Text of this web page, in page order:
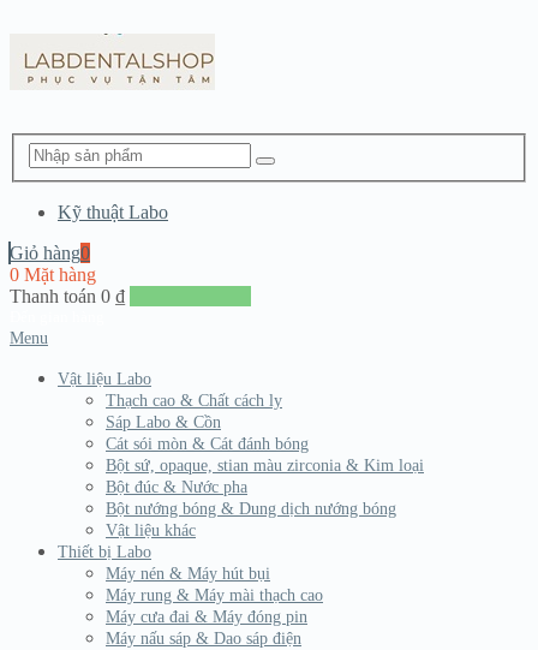
Kỹ thuật Labo
Giỏ hàng0
0 Mặt hàng
Thanh toán 0 ₫
Menu
Vật liệu Labo
Thạch cao & Chất cách ly
Sáp Labo & Cồn
Cát sói mòn & Cát đánh bóng
Bột sứ, opaque, stian màu zirconia & Kim loại
Bột đúc & Nước pha
Bột nướng bóng & Dung dịch nướng bóng
Vật liệu khác
Thiết bị Labo
Máy nén & Máy hút bụi
Máy rung & Máy mài thạch cao
Máy cưa đai & Máy đóng pin
Máy nấu sáp & Dao sáp điện